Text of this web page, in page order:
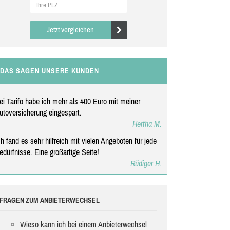
Jetzt vergleichen
DAS SAGEN UNSERE KUNDEN
Tarifo habe ich mehr als 400 Euro mit meiner
eingespart.
Hertha M.
fand es sehr hilfreich mit vielen Angeboten für jede
Eine großartige Seite!
Rüdiger H.
FRAGEN ZUM ANBIETERWECHSEL
Wieso kann ich bei einem Anbieterwechsel